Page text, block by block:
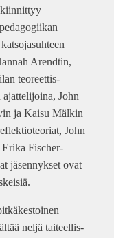
kiinnittyy
Arendtin,
teoreettis-
John
ja Kaisu Mälkin
John
Fischer-
jäsennykset ovat
neljä taiteellis-